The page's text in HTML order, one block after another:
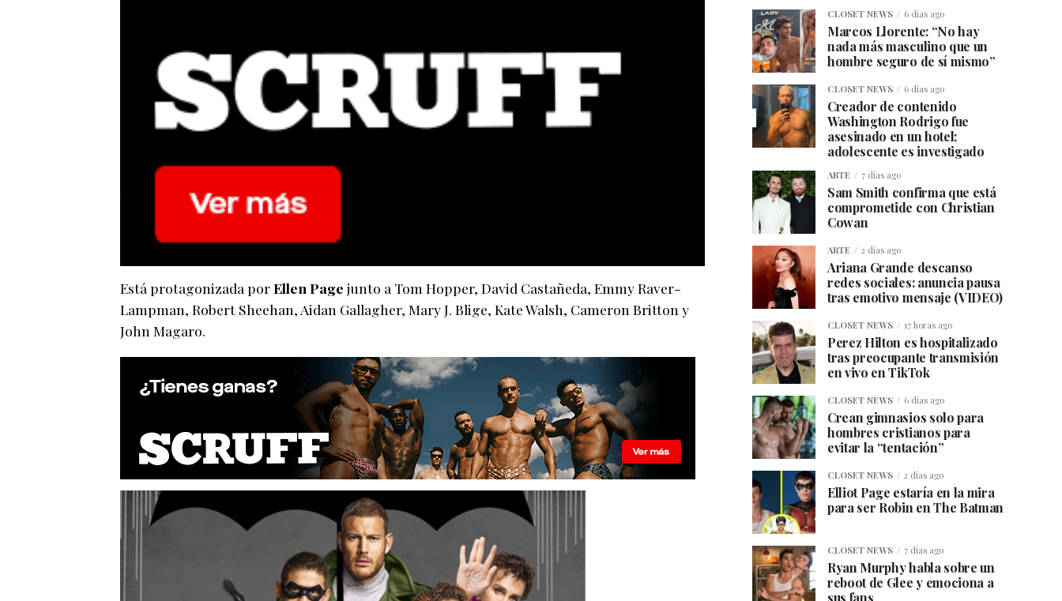
Está protagonizada porEllen Page junto a Tom Hopper, David Castañeda, Emmy Raver-
Lampman, Robert Sheehan, Aidan Gallagher, Mary J. Blige, Kate Walsh, Cameron Britton y
John Magaro.
CLOSET NEWS 6 días ago
Marcos Llorente: “No hay
nada más masculino que un
hombre seguro de sí mismo”
CLOSET NEWS 6 días ago
Creador de contenido
Washington Rodrigo fue
asesinado en un hotel;
adolescente es investigado
ARTE 7 días ago
Sam Smith confirma que está
comprometide con Christian
Cowan
ARTE 2 días ago
Ariana Grande descanso
redes sociales: anuncia pausa
tras emotivo mensaje (VIDEO)
CLOSET NEWS 17 horas ago
Perez Hilton es hospitalizado
tras preocupante transmisión
en vivo en TikTok
CLOSET NEWS 6 días ago
Crean gimnasios solo para
hombres cristianos para
evitar la “tentación”
CLOSET NEWS 2 días ago
Elliot Page estaría en la mira
para ser Robin en The Batman
CLOSET NEWS 7 días ago
Ryan Murphy habla sobre un
reboot de Glee y emociona a
sus fans